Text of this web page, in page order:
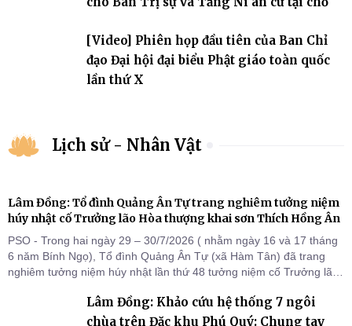
[Video] Phiên họp đầu tiên của Ban Chỉ
đạo Đại hội đại biểu Phật giáo toàn quốc
lần thứ X
Lịch sử - Nhân Vật
Lâm Đồng: Tổ đình Quảng Ân Tự trang nghiêm tưởng niệm
húy nhật cố Trưởng lão Hòa thượng khai sơn Thích Hồng Ân
PSO - Trong hai ngày 29 – 30/7/2026 ( nhằm ngày 16 và 17 tháng
6 năm Bính Ngọ), Tổ đình Quảng Ân Tự (xã Hàm Tân) đã trang
nghiêm tưởng niệm húy nhật lần thứ 48 tưởng niệm cố Trưởng lão
Chư Tôn đức Tăng Ni, môn đồ pháp quyến cùng đông đảo thiện tín
Phật tử đã đồng vân tập về đạo tràng, th
Lâm Đồng: Khảo cứu hệ thống 7 ngôi
chùa trên Đặc khu Phú Quý: Chung tay